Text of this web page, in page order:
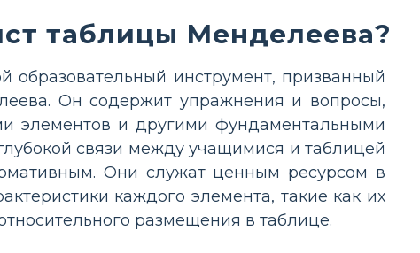
таблицы Менделеева?
образовательный инструмент, призванный
Он содержит упражнения и вопросы,
элементов и другими фундаментальными
связи между учащимися и таблицей
Они служат ценным ресурсом в
каждого элемента, такие как их
размещения в таблице.